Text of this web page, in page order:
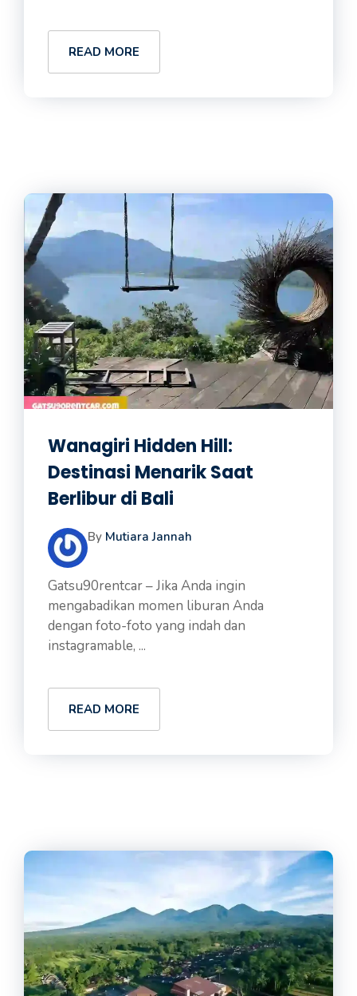
READ MORE
Wanagiri Hidden Hill:
Destinasi Menarik Saat
Berlibur di Bali
By Mutiara Jannah
Gatsu90rentcar – Jika Anda ingin
mengabadikan momen liburan Anda
dengan foto-foto yang indah dan
instagramable, ...
READ MORE